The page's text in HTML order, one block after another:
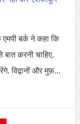
बर्क ने कहा कि
करनी चाहिए.
विद्वानों और मुफ़...